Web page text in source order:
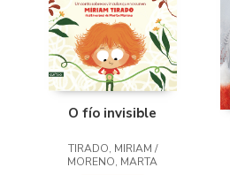
O fío invisible
TIRADO, MIRIAM /
MORENO, MARTA